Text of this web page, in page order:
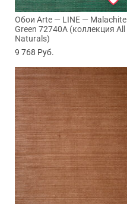
Обои Arte — LINE — Malachite
Green 72740A (коллекция All
Naturals)
9 768 Руб.